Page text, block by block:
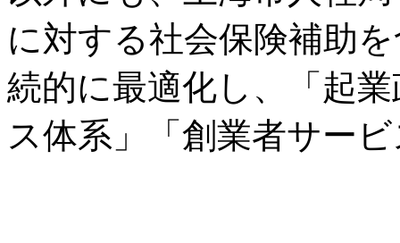
に対する社会保険補助
続的に最適化し、「起
ス体系」「創業者サー